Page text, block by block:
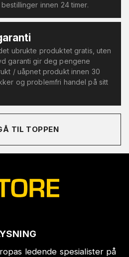
innen 24 timer.
ubrukte produktet gratis, uten
garanti gir deg pengene
/ uåpnet produkt innen 30
og problemfri handel på sitt
TIL TOPPEN
ledende spesialister på